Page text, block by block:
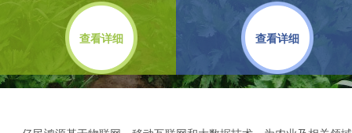
查看详细 查看详细